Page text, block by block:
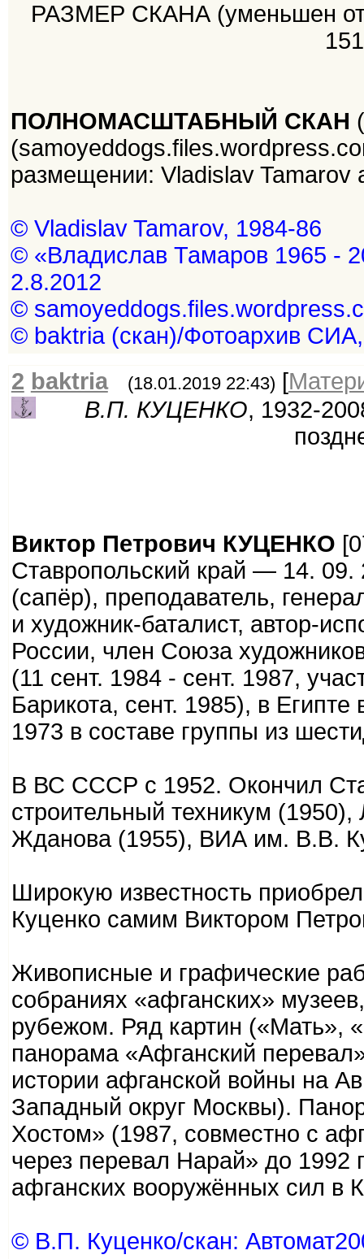
РАЗМЕР СКАНА (уменьшен от
ПОЛНОМАСШТАБНЫЙ СКАН
размещении: Vladislav Tamarov
© Vladislav Tamarov, 1984-86
© «Владислав Тамаров 1965 -
2.8.2012
©
© baktria (скан)/Фотоархив
2 baktria (18.01.2019 22:43) [
В.П. КУЦЕНКО, 1932-
Виктор Петрович КУЦЕНКО
Ставропольский край — 14.
(сапёр), преподаватель,
и художник-баталист, автор-
России, член Союза
(11 сент. 1984 - сент. 1987,
Барикота, сент. 1985), в Египте
1973 в составе группы из
В ВС СССР с 1952. Окончил
строительный техникум
Жданова (1955), ВИА им. В.В.
Широкую известность
Куценко самим Виктором
Живописные и графические
собраниях «афганских»
рубежом. Ряд картин («Мать»,
панорама «Афганский
истории афганской войны на
Западный округ Москвы).
Хостом» (1987, совместно с
через перевал Нарай» до 1992
афганских вооружённых сил в
© В.П. Куценко/скан: